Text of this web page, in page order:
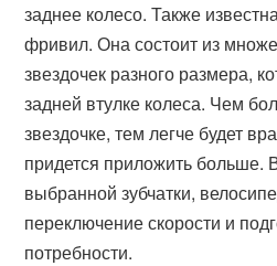
заднее колесо. Также
фривил. Она состоит из
звездочек разного размера,
задней втулке колеса. Чем
звездочке, тем легче будет
придется приложить больше.
выбранной зубчатки,
переключение скорости и
потребности.